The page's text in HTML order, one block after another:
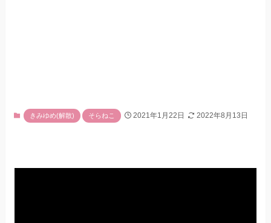
きみゆめ(解散) そらねこ 2021年1月22日 2022年8月13日